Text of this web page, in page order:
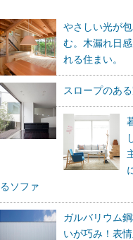
やさしい光が
む。木漏れ日
れる住まい。
スロープのあ
るソファ
ガルバリウム
いが巧み！表